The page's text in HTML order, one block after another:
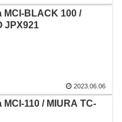
MCI-BLACK 100 /
JPX921
2023.06.06
MCI-110 / MIURA TC-